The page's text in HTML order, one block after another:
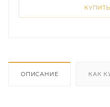
ОПИСАНИЕ КАК